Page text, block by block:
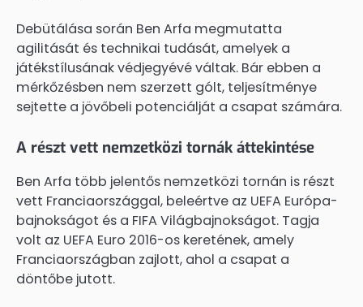
Debütálása során Ben Arfa megmutatta
agilitását és technikai tudását, amelyek a
játékstílusának védjegyévé váltak. Bár ebben a
mérkőzésben nem szerzett gólt, teljesítménye
sejtette a jövőbeli potenciálját a csapat számára.
A részt vett nemzetközi tornák áttekintése
Ben Arfa több jelentős nemzetközi tornán is részt
vett Franciaországgal, beleértve az UEFA Európa-
bajnokságot és a FIFA Világbajnokságot. Tagja
volt az UEFA Euro 2016-os keretének, amely
Franciaországban zajlott, ahol a csapat a
döntőbe jutott.